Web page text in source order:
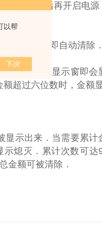
以帮
的秤盘后再开启电源
原有单价即自动清除．
价，金额显示窗即会
超过六位数时，金额
示出来．当需要累
熄灭．累计次数可
金额可被清除．